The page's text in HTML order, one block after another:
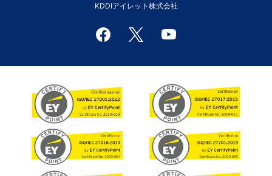
KDDIアイレット株式会社